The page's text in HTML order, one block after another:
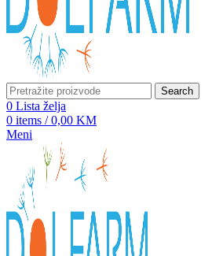
Search
0 Lista želja
0 items / 0,00 KM
Meni